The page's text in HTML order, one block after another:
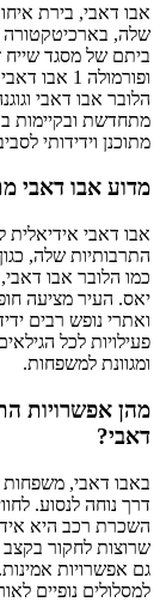
אבו דאבי, בירת
שלה, בארכיטקטורה
ביתם של מסגד שייח
ופורמולה
הלובר אבו דאבי
מתוכנן וידידותי
מדוע אבו דאבי
אבו דאבי
התרבותיות שלה,
כמו הלובר אבו
ואתרי נופש רבים
פעילויות לכל
ומגוונת למשפחות.
מהן אפשרויות
דאבי?
באבו דאבי, משפחות
דרך נוחה לנסוע.
השכרת רכב היא
גם אפשרויות
למסלולים נופיים